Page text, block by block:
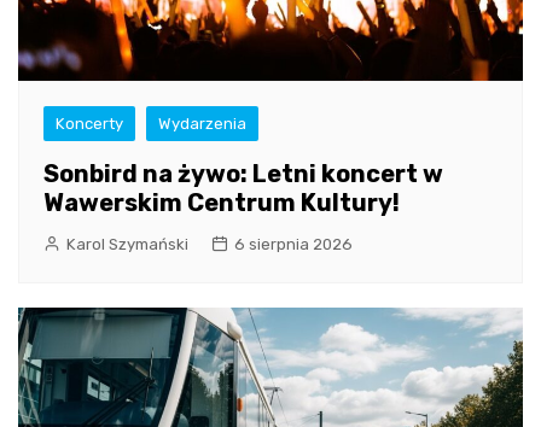
Koncerty Wydarzenia
Sonbird na żywo: Letni koncert w
Wawerskim Centrum Kultury!
Karol Szymański 6 sierpnia 2026